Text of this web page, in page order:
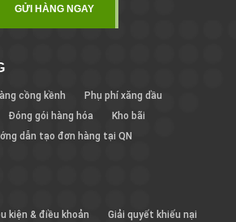
GỬI HÀNG NGAY
cồng kềnh
Phụ phí xăng dầu
Đóng gói hàng hóa
Kho bãi
dẫn tạo đơn hàng tại QN
kiện & điều khoản
Giải quyết khiếu nại